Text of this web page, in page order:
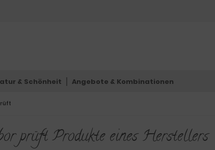
& Schönheit Angebote & Kombinationen
prüft Produkte eines Herstellers